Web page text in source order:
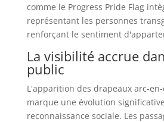
comme le Progress Pride Flag
représentant les personnes
renforçant le sentiment
La visibilité accrue
public
L'apparition des drapeaux arc-
marque une évolution
reconnaissance sociale. Les